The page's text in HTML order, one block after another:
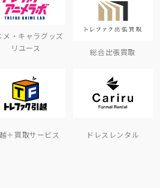
メ・キャラグッズ
リユース
総合出張買取
＋買取サービス ドレスレンタル